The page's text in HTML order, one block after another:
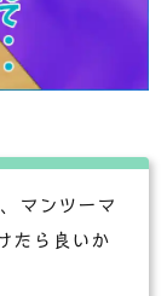
マンツーマ
たら良いか